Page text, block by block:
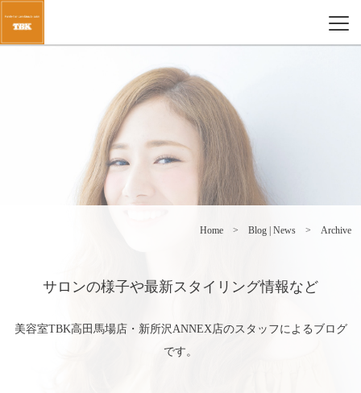
Home Blog | News Archive
サロンの様子や最新スタイリング情報など
美容室TBK高田馬場店・新所沢ANNEX店のスタッフによるブログ
です。